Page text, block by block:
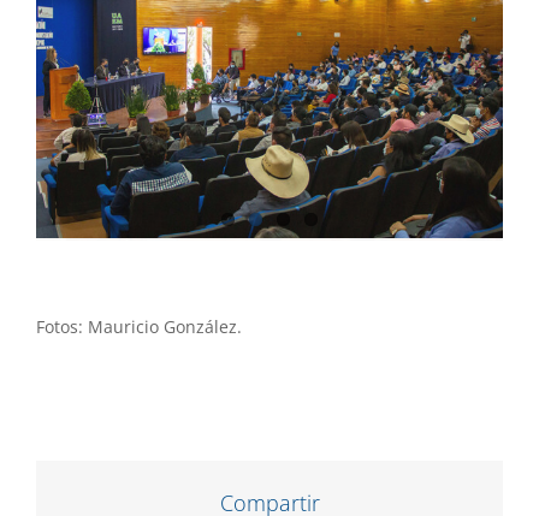
Fotos: Mauricio González.
Compartir